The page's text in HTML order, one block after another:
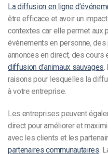
La diffusion en ligne
être efficace et avoir un
contextes car elle permet aux
événements en personne,
annonces en direct, des cours
diffusion d’animaux sauvages.
raisons pour lesquelles la
à votre entreprise.
Les entreprises peuvent
direct pour améliorer et
avec les clients et les
partenaires communautaires.